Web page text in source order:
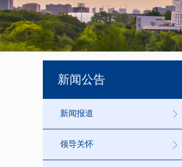
新闻公告
新闻报道
领导关怀